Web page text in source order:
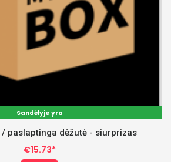
Sandėlyje yra
/ paslaptinga dėžutė - siurprizas
€15.73*